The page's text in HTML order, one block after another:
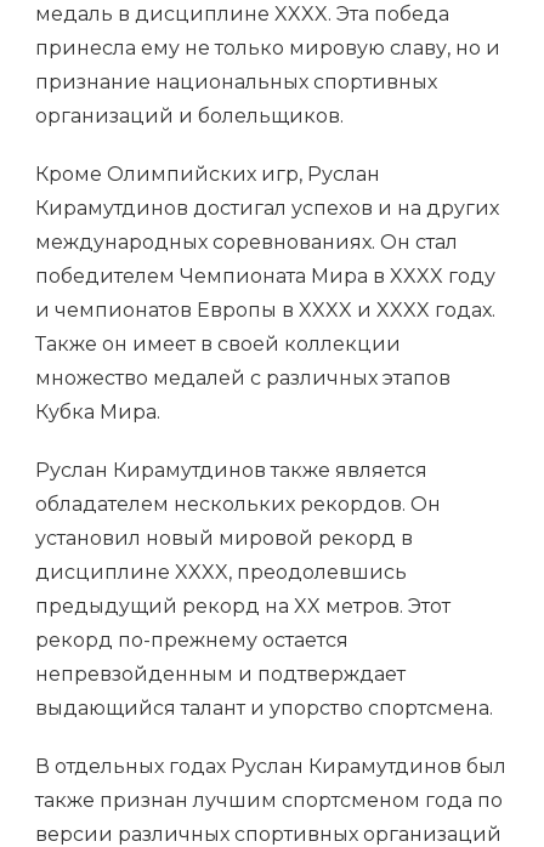
медаль в дисциплине XXXX. Эта победа
принесла ему не только мировую славу, но и
признание национальных спортивных
организаций и болельщиков.
Кроме Олимпийских игр, Руслан
Кирамутдинов достигал успехов и на других
международных соревнованиях. Он стал
победителем Чемпионата Мира в XXXX году
и чемпионатов Европы в XXXX и XXXX годах.
Также он имеет в своей коллекции
множество медалей с различных этапов
Кубка Мира.
Руслан Кирамутдинов также является
обладателем нескольких рекордов. Он
установил новый мировой рекорд в
дисциплине XXXX, преодолевшись
предыдущий рекорд на XX метров. Этот
рекорд по-прежнему остается
непревзойденным и подтверждает
выдающийся талант и упорство спортсмена.
В отдельных годах Руслан Кирамутдинов был
также признан лучшим спортсменом года по
версии различных спортивных организаций